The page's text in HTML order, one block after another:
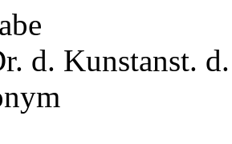
d. Kunstanst.